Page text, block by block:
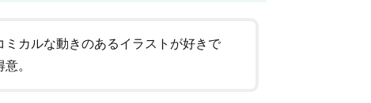
カルな動きのあるイラストが好きで
。